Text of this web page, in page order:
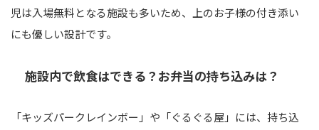
児は入場無料となる施設も多いため、上のお子様の付き添い
にも優しい設計です。
施設内で飲食はできる？お弁当の持ち込みは？
「キッズパークレインボー」や「ぐるぐる屋」には、持ち込